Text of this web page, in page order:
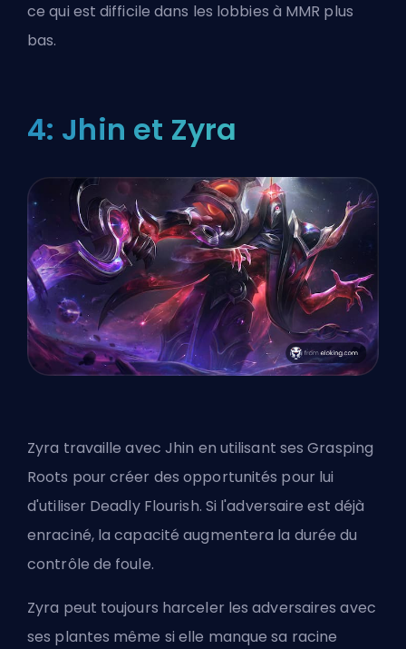
ce qui est difficile dans les lobbies à MMR plus
bas.
4: Jhin et Zyra
Zyra travaille avec Jhin en utilisant ses Grasping
Roots pour créer des opportunités pour lui
d'utiliser Deadly Flourish. Si l'adversaire est déjà
enraciné, la capacité augmentera la durée du
contrôle de foule.
Zyra peut toujours harceler les adversaires avec
ses plantes même si elle manque sa racine